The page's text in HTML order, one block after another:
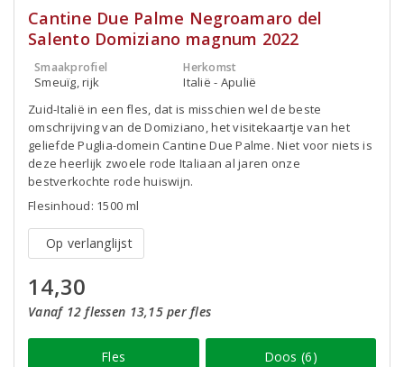
Cantine Due Palme Negroamaro del
Salento Domiziano magnum 2022
Smaakprofiel
Smeuïg, rijk
Herkomst
Italië - Apulië
Zuid-Italië in een fles, dat is misschien wel de beste
omschrijving van de Domiziano, het visitekaartje van het
geliefde Puglia-domein Cantine Due Palme. Niet voor niets is
deze heerlijk zwoele rode Italiaan al jaren onze
bestverkochte rode huiswijn.
Flesinhoud: 1500 ml
Op verlanglijst
14,30
Vanaf 12 flessen 13,15 per fles
Fles Doos (6)